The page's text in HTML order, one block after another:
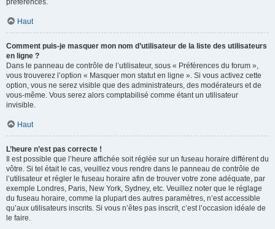
préférences.
Haut
Comment puis-je masquer mon nom d’utilisateur de la liste des utilisateurs
en ligne ?
Dans le panneau de contrôle de l’utilisateur, sous « Préférences du forum »,
vous trouverez l’option « Masquer mon statut en ligne ». Si vous activez cette
option, vous ne serez visible que des administrateurs, des modérateurs et de
vous-même. Vous serez alors comptabilisé comme étant un utilisateur
invisible.
Haut
L’heure n’est pas correcte !
Il est possible que l’heure affichée soit réglée sur un fuseau horaire différent du
vôtre. Si tel était le cas, veuillez vous rendre dans le panneau de contrôle de
l’utilisateur et régler le fuseau horaire afin de trouver votre zone adéquate, par
exemple Londres, Paris, New York, Sydney, etc. Veuillez noter que le réglage
du fuseau horaire, comme la plupart des autres paramètres, n’est accessible
qu’aux utilisateurs inscrits. Si vous n’êtes pas inscrit, c’est l’occasion idéale de
le faire.